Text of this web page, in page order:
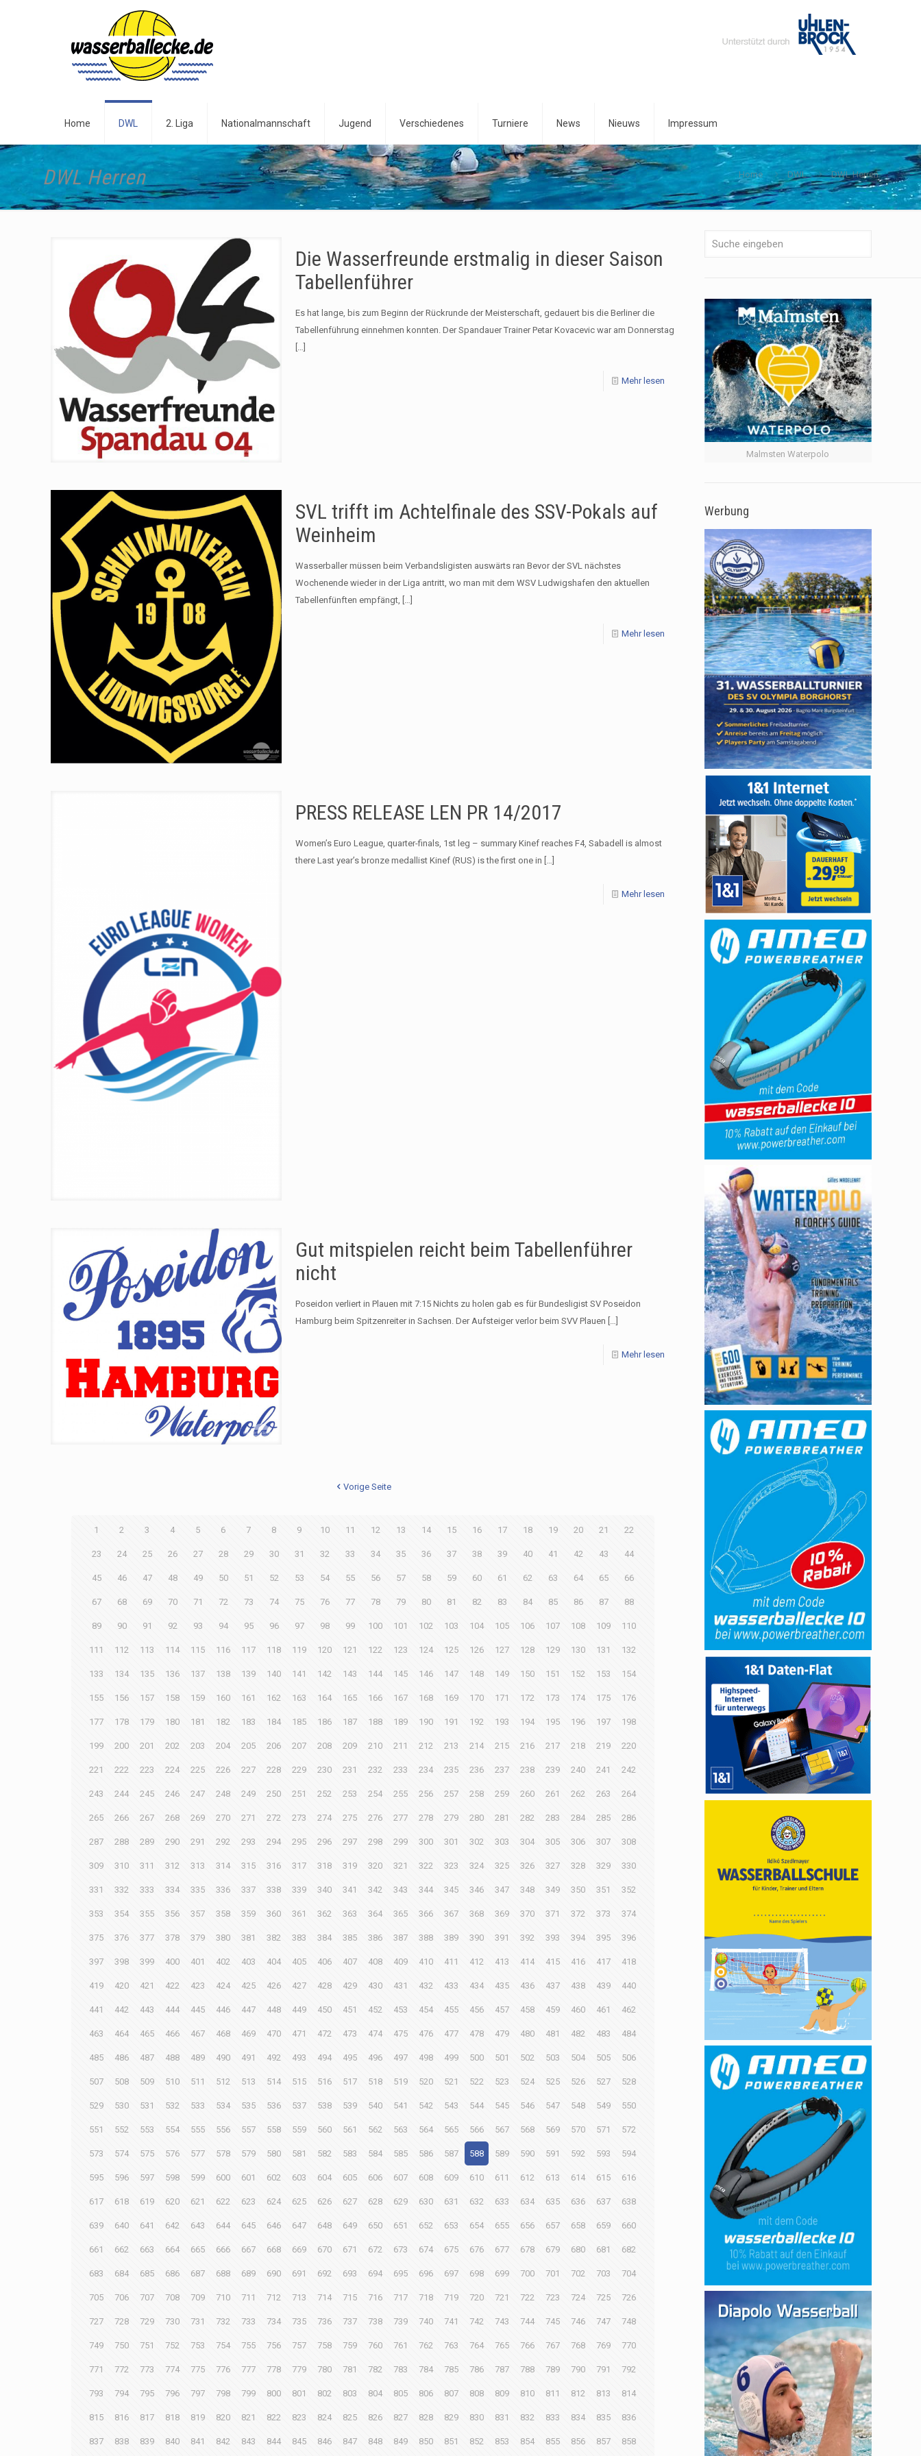
Home DWL 2. Liga Nationalmannschaft Jugend Verschiedenes Turniere News Nieuws Impressum
DWL Herren Home DWL DWL Herren
Die Wasserfreunde erstmalig in dieser Saison
Tabellenführer
Es hat lange, bis zum Beginn der Rückrunde der Meisterschaft, gedauert bis die Berliner die
Tabellenführung einnehmen konnten. Der Spandauer Trainer Petar Kovacevic war am Donnerstag
[…]
Mehr lesen
SVL trifft im Achtelfinale des SSV-Pokals auf
Weinheim
Wasserballer müssen beim Verbandsligisten auswärts ran Bevor der SVL nächstes
Wochenende wieder in der Liga antritt, wo man mit dem WSV Ludwigshafen den aktuellen
Tabellenfünften empfängt, […]
Mehr lesen
PRESS RELEASE LEN PR 14/2017
Women’s Euro League, quarter-finals, 1st leg – summary Kinef reaches F4, Sabadell is almost
there Last year’s bronze medallist Kinef (RUS) is the first one in […]
Mehr lesen
Gut mitspielen reicht beim Tabellenführer
nicht
Poseidon verliert in Plauen mit 7:15 Nichts zu holen gab es für Bundesligist SV Poseidon
Hamburg beim Spitzenreiter in Sachsen. Der Aufsteiger verlor beim SVV Plauen […]
Mehr lesen
Vorige Seite
1 2 3 4 5 6 7 8 9 10 11 12 13 14 15 16 17 18 19 20 21 22
23 24 25 26 27 28 29 30 31 32 33 34 35 36 37 38 39 40 41 42 43 44
45 46 47 48 49 50 51 52 53 54 55 56 57 58 59 60 61 62 63 64 65 66
67 68 69 70 71 72 73 74 75 76 77 78 79 80 81 82 83 84 85 86 87 88
89 90 91 92 93 94 95 96 97 98 99 100 101 102 103 104 105 106 107 108 109 110
111 112 113 114 115 116 117 118 119 120 121 122 123 124 125 126 127 128 129 130 131 132
133 134 135 136 137 138 139 140 141 142 143 144 145 146 147 148 149 150 151 152 153 154
155 156 157 158 159 160 161 162 163 164 165 166 167 168 169 170 171 172 173 174 175 176
177 178 179 180 181 182 183 184 185 186 187 188 189 190 191 192 193 194 195 196 197 198
199 200 201 202 203 204 205 206 207 208 209 210 211 212 213 214 215 216 217 218 219 220
221 222 223 224 225 226 227 228 229 230 231 232 233 234 235 236 237 238 239 240 241 242
243 244 245 246 247 248 249 250 251 252 253 254 255 256 257 258 259 260 261 262 263 264
265 266 267 268 269 270 271 272 273 274 275 276 277 278 279 280 281 282 283 284 285 286
287 288 289 290 291 292 293 294 295 296 297 298 299 300 301 302 303 304 305 306 307 308
309 310 311 312 313 314 315 316 317 318 319 320 321 322 323 324 325 326 327 328 329 330
331 332 333 334 335 336 337 338 339 340 341 342 343 344 345 346 347 348 349 350 351 352
353 354 355 356 357 358 359 360 361 362 363 364 365 366 367 368 369 370 371 372 373 374
375 376 377 378 379 380 381 382 383 384 385 386 387 388 389 390 391 392 393 394 395 396
397 398 399 400 401 402 403 404 405 406 407 408 409 410 411 412 413 414 415 416 417 418
419 420 421 422 423 424 425 426 427 428 429 430 431 432 433 434 435 436 437 438 439 440
441 442 443 444 445 446 447 448 449 450 451 452 453 454 455 456 457 458 459 460 461 462
463 464 465 466 467 468 469 470 471 472 473 474 475 476 477 478 479 480 481 482 483 484
485 486 487 488 489 490 491 492 493 494 495 496 497 498 499 500 501 502 503 504 505 506
507 508 509 510 511 512 513 514 515 516 517 518 519 520 521 522 523 524 525 526 527 528
529 530 531 532 533 534 535 536 537 538 539 540 541 542 543 544 545 546 547 548 549 550
551 552 553 554 555 556 557 558 559 560 561 562 563 564 565 566 567 568 569 570 571 572
573 574 575 576 577 578 579 580 581 582 583 584 585 586 587 588 589 590 591 592 593 594
595 596 597 598 599 600 601 602 603 604 605 606 607 608 609 610 611 612 613 614 615 616
617 618 619 620 621 622 623 624 625 626 627 628 629 630 631 632 633 634 635 636 637 638
639 640 641 642 643 644 645 646 647 648 649 650 651 652 653 654 655 656 657 658 659 660
661 662 663 664 665 666 667 668 669 670 671 672 673 674 675 676 677 678 679 680 681 682
683 684 685 686 687 688 689 690 691 692 693 694 695 696 697 698 699 700 701 702 703 704
705 706 707 708 709 710 711 712 713 714 715 716 717 718 719 720 721 722 723 724 725 726
727 728 729 730 731 732 733 734 735 736 737 738 739 740 741 742 743 744 745 746 747 748
749 750 751 752 753 754 755 756 757 758 759 760 761 762 763 764 765 766 767 768 769 770
771 772 773 774 775 776 777 778 779 780 781 782 783 784 785 786 787 788 789 790 791 792
793 794 795 796 797 798 799 800 801 802 803 804 805 806 807 808 809 810 811 812 813 814
815 816 817 818 819 820 821 822 823 824 825 826 827 828 829 830 831 832 833 834 835 836
837 838 839 840 841 842 843 844 845 846 847 848 849 850 851 852 853 854 855 856 857 858
Malmsten Waterpolo
Werbung